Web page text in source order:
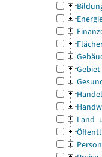
Gebiet
Land-